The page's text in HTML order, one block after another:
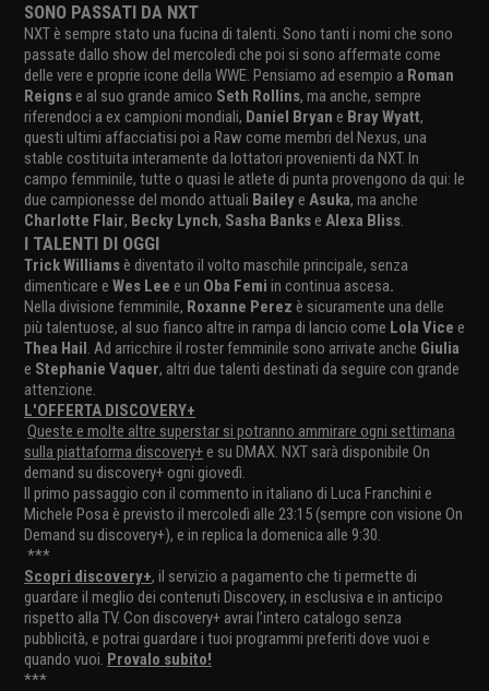
SONO PASSATI DA NXT
NXT è sempre stato una fucina di talenti. Sono tanti i nomi che sono
passate dallo show del mercoledì che poi si sono affermate come
delle vere e proprie icone della WWE. Pensiamo ad esempio a Roman
Reignse al suo grande amico Seth Rollins, ma anche, sempre
riferendoci a ex campioni mondiali, Daniel Bryan e Bray Wyatt,
questi ultimi affacciatisi poi a Raw come membri del Nexus, una
stable costituita interamente da lottatori provenienti da NXT. In
campo femminile, tutte o quasi le atlete di punta provengono da qui: le
due campionesse del mondo attuali Baileye Asuka, ma anche
Charlotte Flair, Becky Lynch, Sasha Bankse Alexa Bliss.
I TALENTI DI OGGI
Trick Williamsè diventato il volto maschile principale, senza
dimenticare e Wes Lee e un Oba Femi in continua ascesa.
Nella divisione femminile, Roxanne Perez è sicuramente una delle
più talentuose, al suo fianco altre in rampa di lancio come Lola Vice e
Thea Hail. Ad arricchire il roster femminile sono arrivate anche Giulia
e Stephanie Vaquer, altri due talenti destinati da seguire con grande
attenzione.
L'OFFERTA DISCOVERY+
Queste e molte altre superstar si potranno ammirare ogni settimana
sulla piattaforma discovery+e su DMAX. NXT sarà disponibile On
demand su discovery+ ogni giovedì.
Il primo passaggio con il commento in italiano di Luca Franchini e
Michele Posa è previsto il mercoledì alle 23:15 (sempre con visione On
Demand su discovery+), e in replica la domenica alle 9:30.
***
Scopri discovery+, il servizio a pagamento che ti permette di
guardare il meglio dei contenuti Discovery, in esclusiva e in anticipo
rispetto alla TV. Con discovery+ avrai l’intero catalogo senza
pubblicità, e potrai guardare i tuoi programmi preferiti dove vuoi e
quando vuoi. Provalo subito!
***